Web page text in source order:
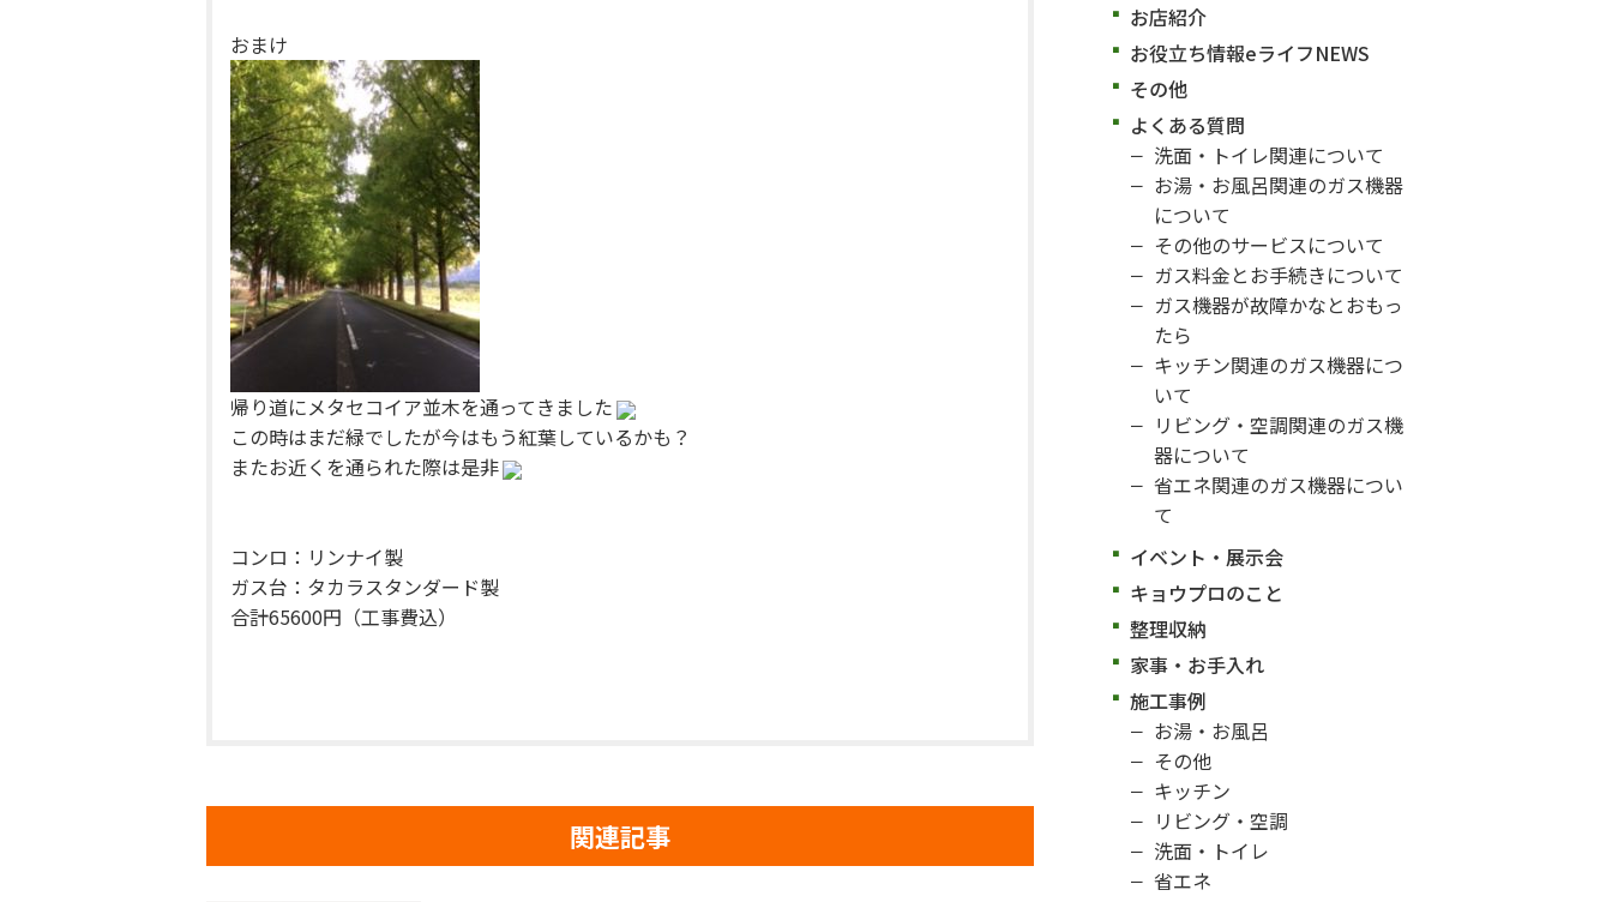
おまけ
帰り道にメタセコイア並木を通ってきました
この時はまだ緑でしたが今はもう紅葉しているかも？
またお近くを通られた際は是非
コンロ：リンナイ製
ガス台：タカラスタンダード製
合計65600円（工事費込）
関連記事
お店紹介
お役立ち情報eライフNEWS
その他
よくある質問
洗面・トイレ関連について
お湯・お風呂関連のガス機器
について
その他のサービスについて
ガス料金とお手続きについて
ガス機器が故障かなとおもっ
たら
キッチン関連のガス機器につ
いて
リビング・空調関連のガス機
器について
省エネ関連のガス機器につい
て
イベント・展示会
キョウプロのこと
整理収納
家事・お手入れ
施工事例
お湯・お風呂
その他
キッチン
リビング・空調
洗面・トイレ
省エネ